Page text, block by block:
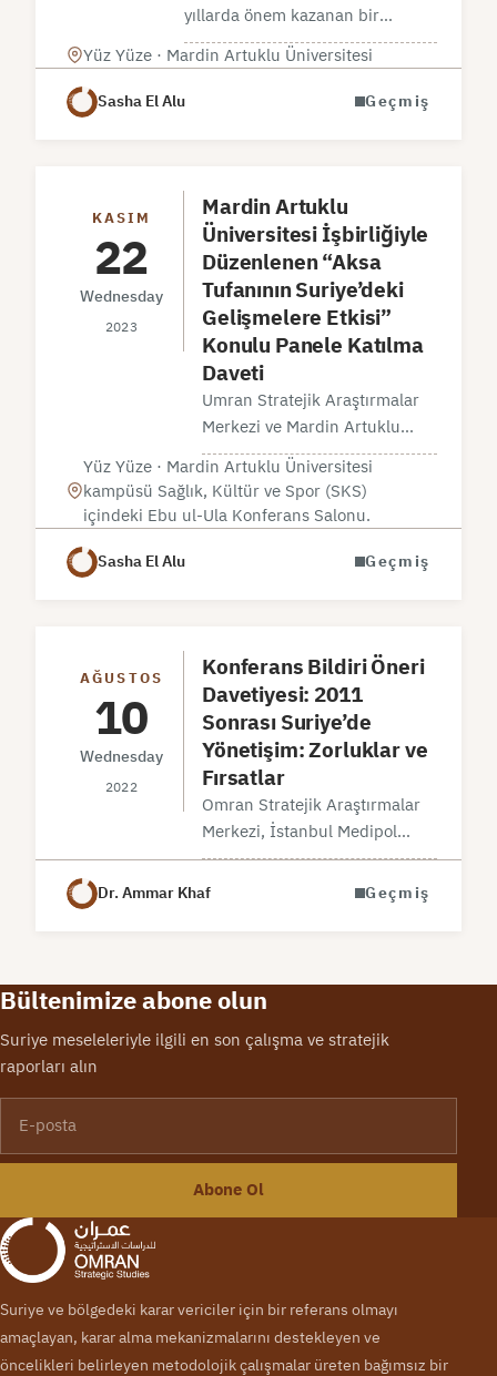
yıllarda önem kazanan bir
değişken olarak öne çıkıyor. Bu
kapsamda, Ümran Stratejik
Araştırmalar Merkezinin, Mardin
Perspektifleri” başlıklı…
Yüz Yüze · Mardin Artuklu Üniversitesi
Sasha El Alu Geçmiş
KASIM
22
Wednesday
2023
Mardin Artuklu
Üniversitesi İşbirliğiyle
Düzenlenen “Aksa
Tufanının Suriye’deki
Gelişmelere Etkisi”
Konulu Panele Katılma
Daveti
Umran Stratejik Araştırmalar
Merkezi ve Mardin Artuklu
Üniversitesi işbirliğiyle
düzenlenen “Aksa Tufanının
Suriye’deki Gelişmelere Etkisi”
konulu panele katılmanızdan
memnuniyet duyarız. Davetiye
Yüz Yüze · Mardin Artuklu Üniversitesi
kampüsü Sağlık, Kültür ve Spor (SKS)
içindeki Ebu ul-Ula Konferans Salonu.
Sasha El Alu Geçmiş
AĞUSTOS
10
Wednesday
2022
Konferans Bildiri Öneri
Davetiyesi: 2011
Sonrası Suriye’de
Yönetişim: Zorluklar ve
Fırsatlar
Omran Stratejik Araştırmalar
Merkezi, İstanbul Medipol
Üniversitesi Akdeniz
Araştırmaları Merkezi (AKAM)
tarihinde İstanbul Medipol
gerçekleşecektir. Konferansın
Dr. Ammar Khaf Geçmiş
Bültenimize abone olun
Suriye meseleleriyle ilgili en son çalışma ve stratejik
raporları alın
Abone Ol
Suriye ve bölgedeki karar vericiler için bir referans olmayı
amaçlayan, karar alma mekanizmalarını destekleyen ve
öncelikleri belirleyen metodolojik çalışmalar üreten bağımsız bir